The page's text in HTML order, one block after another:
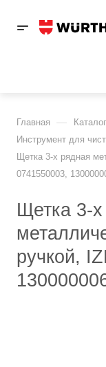
Главная — Каталог
Инструмент для
Щетка 3-х рядная
0741550003,
Щетка 3-
ручкой,